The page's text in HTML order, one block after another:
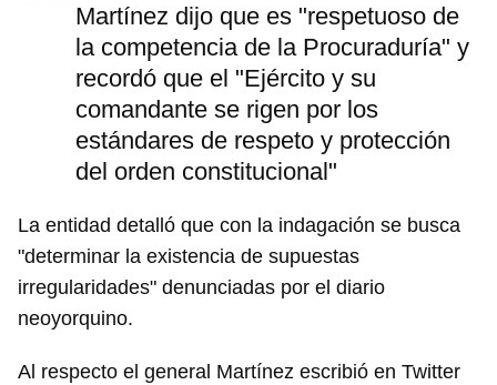
Martínez dijo que es "respetuoso de
la competencia de la Procuraduría" y
recordó que el "Ejército y su
comandante se rigen por los
estándares de respeto y protección
del orden constitucional"
La entidad detalló que con la indagación se busca
"determinar la existencia de supuestas
irregularidades" denunciadas por el diario
neoyorquino.
Al respecto el general Martínez escribió en Twitter